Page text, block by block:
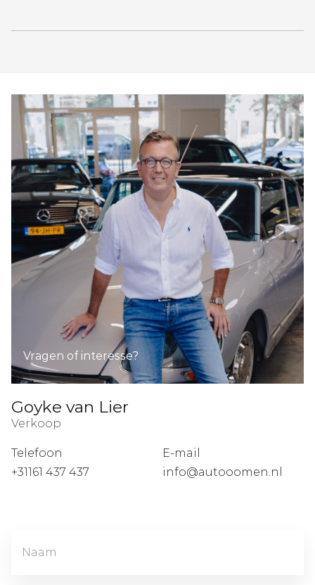
Vragen of interesse?
Goyke van Lier
Verkoop
Telefoon
+31161 437 437
E-mail
info@autooomen.nl